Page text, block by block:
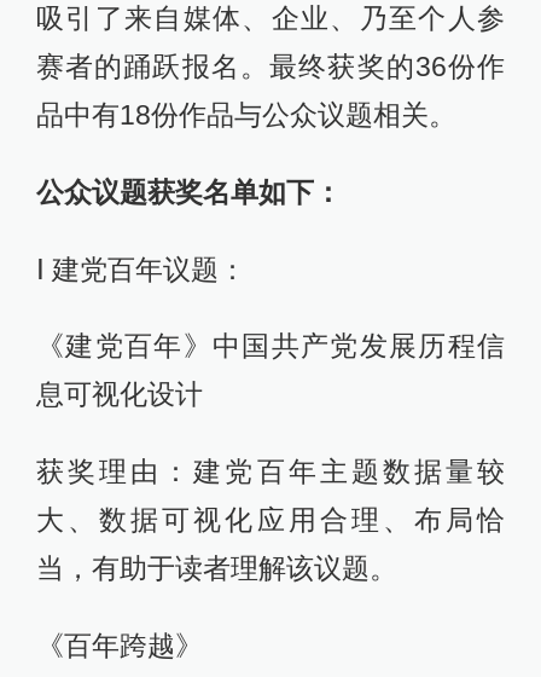
吸引了来自媒体、企业、乃至个人参
赛者的踊跃报名。最终获奖的36份作
品中有18份作品与公众议题相关。
公众议题获奖名单如下：
Ⅰ 建党百年议题：
《建党百年》中国共产党发展历程信
息可视化设计
获奖理由：建党百年主题数据量较
大、数据可视化应用合理、布局恰
当，有助于读者理解该议题。
《百年跨越》